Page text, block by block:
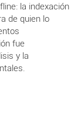
la indexación
de quien lo
fue
y la